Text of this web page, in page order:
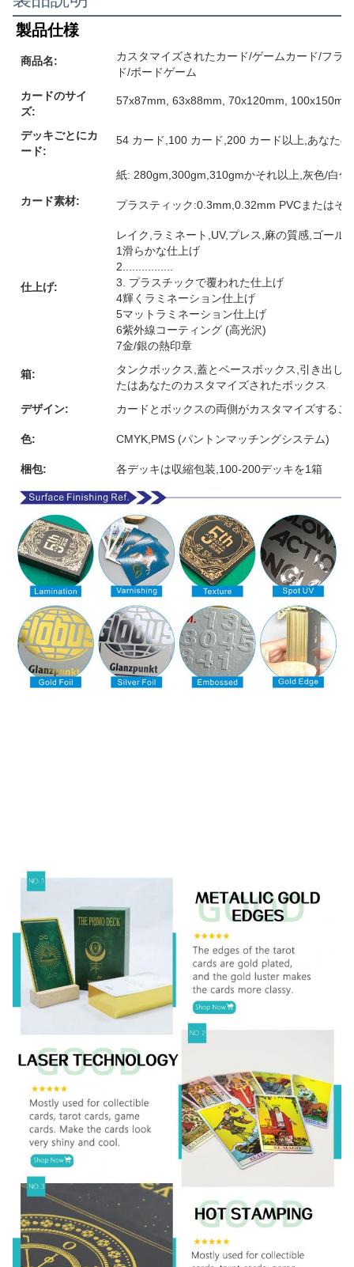
製品仕様
商品名:
カスタマイズされたカード/ゲームカード/フラ
ド/ボードゲーム
カードのサイ
ズ:
57x87mm, 63x88mm, 70x120mm,
デッキごとにカ
ード:
54 カード,100 カード,200 カード以上,あなた
カード素材:
紙: 280gm,300gm,310gmかそれ以上,灰色/白
プラスティック:0.3mm,0.32mm PVCまたはそ
仕上げ:
レイク,ラミネート,UV,プレス,麻の質感,ゴール
1滑らかな仕上げ
2................
3. プラスチックで覆われた仕上げ
4輝くラミネーション仕上げ
5マットラミネーション仕上げ
6紫外線コーティング (高光沢)
7金/銀の熱印章
箱:
タンクボックス,蓋とベースボックス,引き出し
たはあなたのカスタマイズされたボックス
デザイン:
カードとボックスの両側がカスタマイズするこ
色: CMYK,PMS (パントンマッチングシステム)
梱包: 各デッキは収縮包装,100-200デッキを1箱